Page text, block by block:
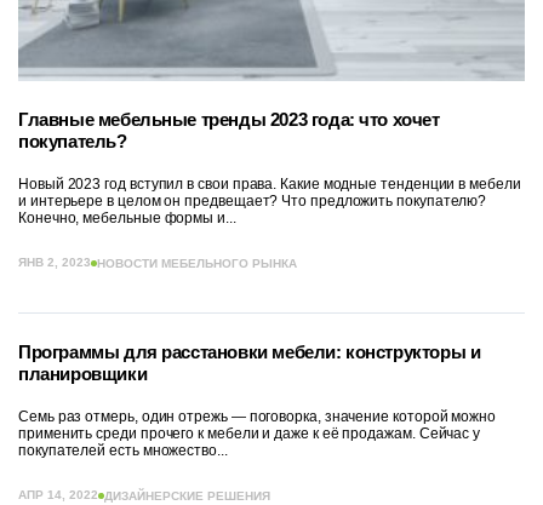
Главные мебельные тренды 2023 года: что хочет
покупатель?
Новый 2023 год вступил в свои права. Какие модные тенденции в мебели
и интерьере в целом он предвещает? Что предложить покупателю?
Конечно, мебельные формы и...
ЯНВ 2, 2023 НОВОСТИ МЕБЕЛЬНОГО РЫНКА
Программы для расстановки мебели: конструкторы и
планировщики
Семь раз отмерь, один отрежь — поговорка, значение которой можно
применить среди прочего к мебели и даже к её продажам. Сейчас у
покупателей есть множество...
АПР 14, 2022 ДИЗАЙНЕРСКИЕ РЕШЕНИЯ